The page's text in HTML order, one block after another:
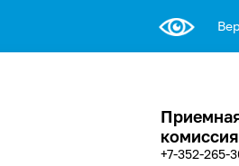
комиссия
+7-352-265-